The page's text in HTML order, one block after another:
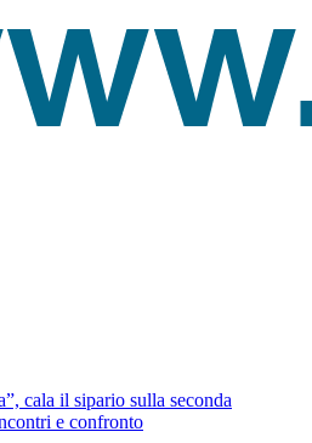
cala il sipario sulla seconda
e confronto